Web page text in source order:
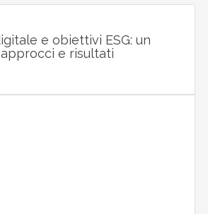
e obiettivi ESG: un
e risultati